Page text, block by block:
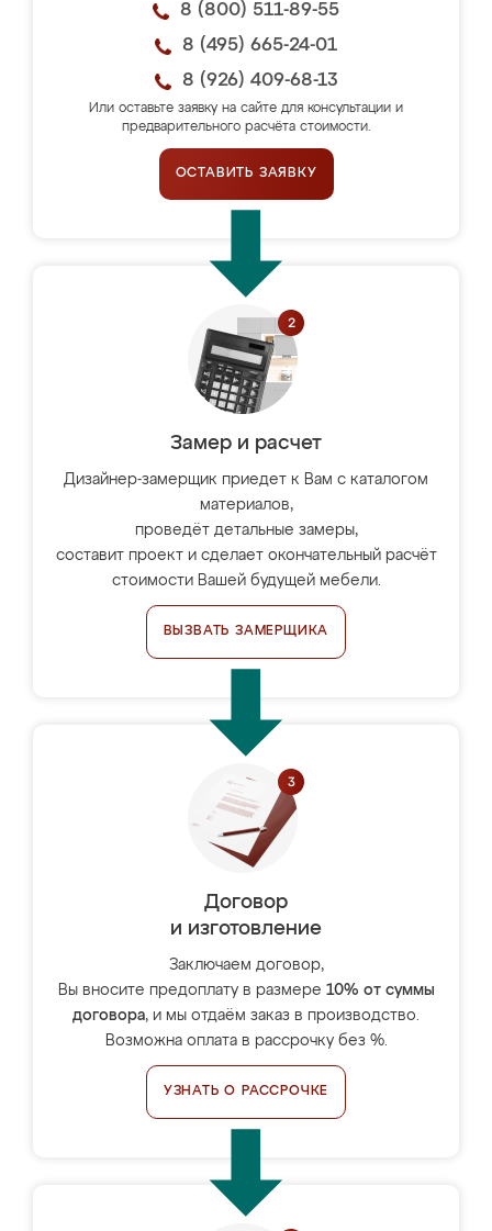
8 (800) 511-89-55
8 (495) 665-24-01
8 (926) 409-68-13
Или оставьте заявку на сайте для консультации и
предварительного расчёта стоимости.
ОСТАВИТЬ ЗАЯВКУ
Замер и расчет
Дизайнер-замерщик приедет к Вам с каталогом
материалов,
проведёт детальные замеры,
составит проект и сделает окончательный расчёт
стоимости Вашей будущей мебели.
ВЫЗВАТЬ ЗАМЕРЩИКА
Договор
и изготовление
Заключаем договор,
Вы вносите предоплату в размере 10% от суммы
договора, и мы отдаём заказ в производство.
Возможна оплата в рассрочку без %.
УЗНАТЬ О РАССРОЧКЕ